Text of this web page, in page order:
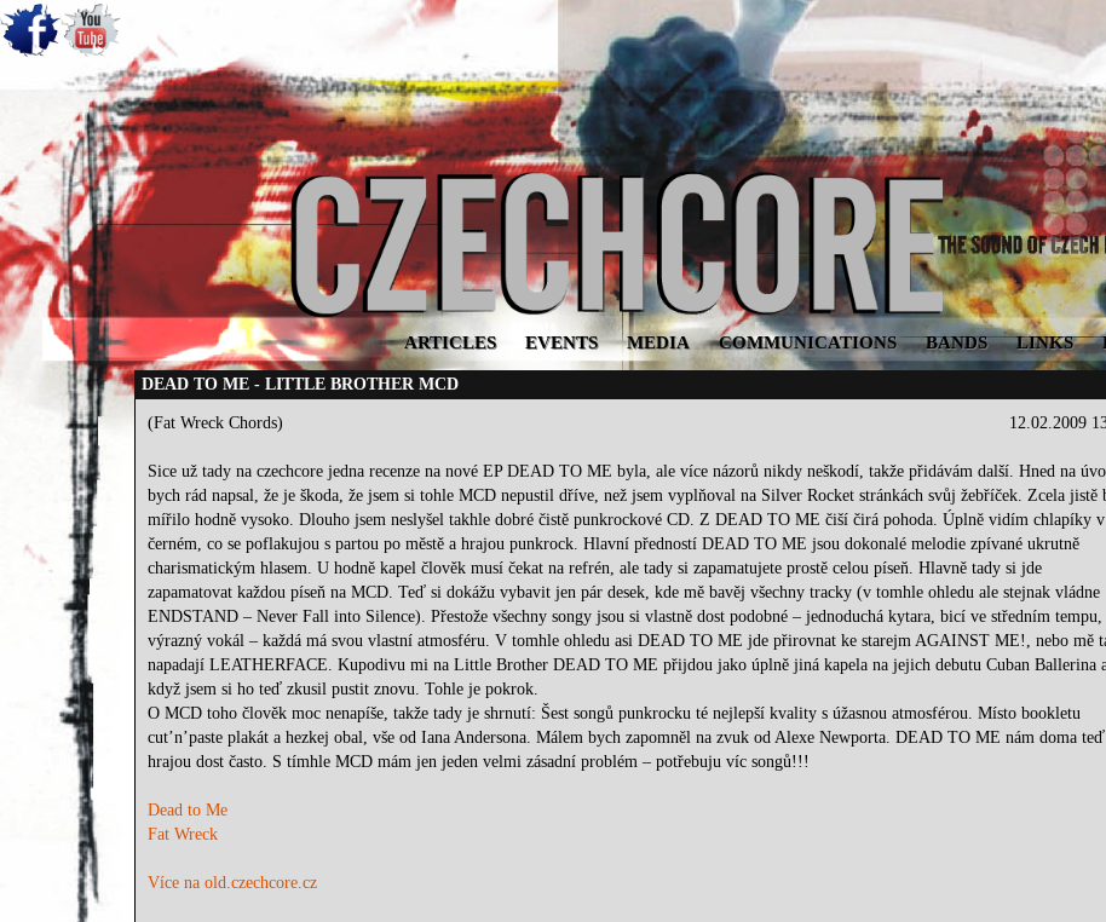
ARTICLES EVENTS MEDIA COMMUNICATIONS BANDS LINKS
DEAD TO ME - LITTLE BROTHER MCD
12.02.2009
(Fat Wreck Chords)
Sice už tady na czechcore jedna recenze na nové EP DEAD TO ME byla, ale více názorů nikdy neškodí, takže přidávám další. Hned na
bych rád napsal, že je škoda, že jsem si tohle MCD nepustil dříve, než jsem vyplňoval na Silver Rocket stránkách svůj žebříček. Zcela jistě
mířilo hodně vysoko. Dlouho jsem neslyšel takhle dobré čistě punkrockové CD. Z DEAD TO ME čiší čirá pohoda. Úplně vidím chlapíky v
černém, co se poflakujou s partou po městě a hrajou punkrock. Hlavní předností DEAD TO ME jsou dokonalé melodie zpívané ukrutně
charismatickým hlasem. U hodně kapel člověk musí čekat na refrén, ale tady si zapamatujete prostě celou píseň. Hlavně tady si jde
zapamatovat každou píseň na MCD. Teď si dokážu vybavit jen pár desek, kde mě bavěj všechny tracky (v tomhle ohledu ale stejnak vládne
ENDSTAND – Never Fall into Silence). Přestože všechny songy jsou si vlastně dost podobné – jednoduchá kytara, bicí ve středním tempu,
výrazný vokál – každá má svou vlastní atmosféru. V tomhle ohledu asi DEAD TO ME jde přirovnat ke starejm AGAINST ME!, nebo mě
napadají LEATHERFACE. Kupodivu mi na Little Brother DEAD TO ME přijdou jako úplně jiná kapela na jejich debutu Cuban Ballerina
když jsem si ho teď zkusil pustit znovu. Tohle je pokrok.
O MCD toho člověk moc nenapíše, takže tady je shrnutí: Šest songů punkrocku té nejlepší kvality s úžasnou atmosférou. Místo bookletu
cut’n’paste plakát a hezkej obal, vše od Iana Andersona. Málem bych zapomněl na zvuk od Alexe Newporta. DEAD TO ME nám doma teď
hrajou dost často. S tímhle MCD mám jen jeden velmi zásadní problém – potřebuju víc songů!!!
Dead to Me
Fat Wreck
Více na old.czechcore.cz